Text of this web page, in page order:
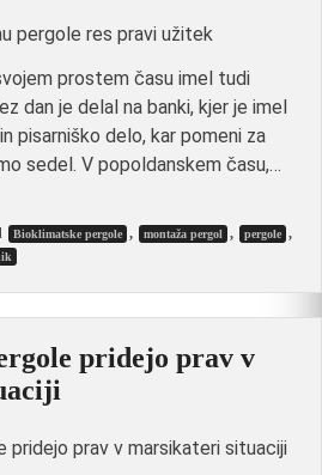
prostem času imel tudi
dan je delal na banki, kjer je imel
pisarniško delo, kar pomeni za
sedel. V popoldanskem času,…
Bioklimatske pergole , montaža pergol , pergole ,
pridejo prav v